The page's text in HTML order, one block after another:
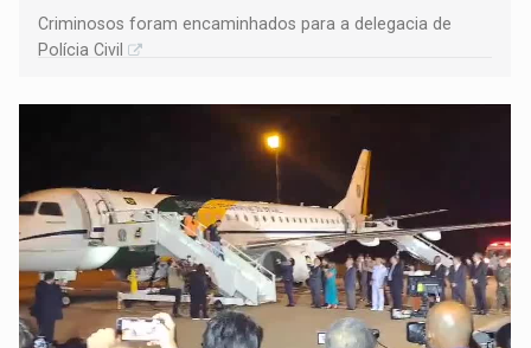
Criminosos foram encaminhados para a delegacia de
Polícia Civil